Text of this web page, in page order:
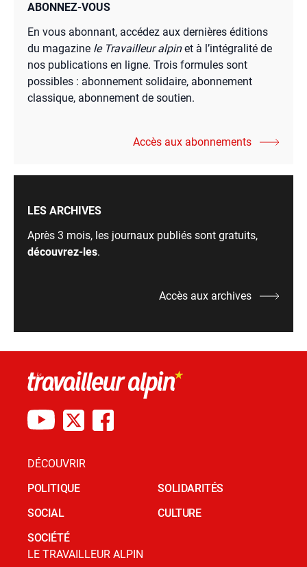
ABONNEZ-VOUS
En vous abonnant, accédez aux dernières éditions
du magazine le Travailleur alpinet à l’intégralité de
nos publications en ligne. Trois formules sont
possibles : abonnement solidaire, abonnement
classique, abonnement de soutien.
Accès aux abonnements
LES ARCHIVES
Après 3 mois, les journaux publiés sont gratuits,
découvrez-les.
Accès aux archives
DÉCOUVRIR
POLITIQUE
SOCIAL
SOCIÉTÉ
SOLIDARITÉS
CULTURE
LE TRAVAILLEUR ALPIN